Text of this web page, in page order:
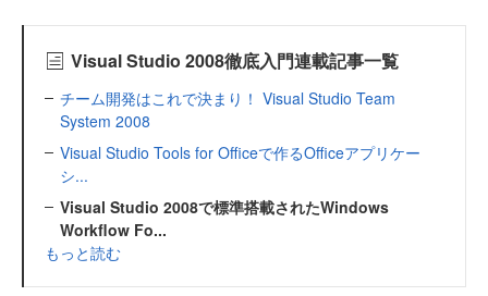
Visual Studio 2008徹底入門連載記事一覧
チーム開発はこれで決まり！ Visual Studio Team
System 2008
Visual Studio Tools for Officeで作るOfficeアプリケー
シ...
Visual Studio 2008で標準搭載されたWindows
Workflow Fo...
もっと読む